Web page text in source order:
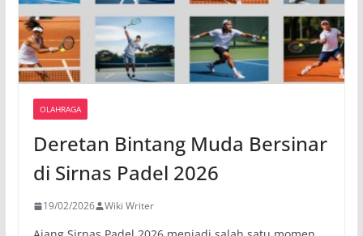
OLAHRAGA
Deretan Bintang Muda Bersinar
di Sirnas Padel 2026
19/02/2026 Wiki Writer